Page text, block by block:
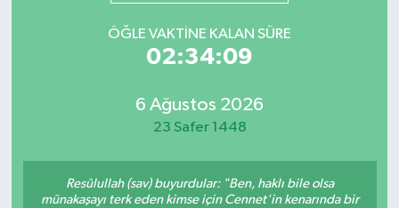
ÖĞLE VAKTINE KALAN SÜRE
02:34:09
6 Ağustos 2026
23 Safer 1448
Resûlullah (sav) buyurdular: "Ben, haklı bile olsa
münakaşayı terk eden kimse için Cennet'in kenarında bir
Tüm Manşetler
Son Dakika Haberleri